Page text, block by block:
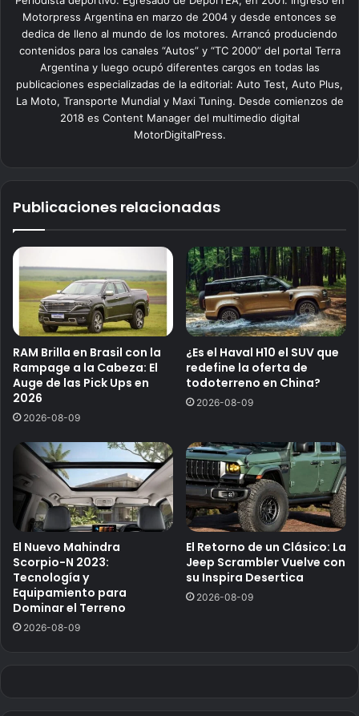
Motorpress Argentina en marzo de 2004 y desde entonces se
dedica de lleno al mundo de los motores. Arrancó produciendo
contenidos para los canales “Autos” y “TC 2000” del portal Terra
Argentina y luego ocupó diferentes cargos en todas las
publicaciones especializadas de la editorial: Auto Test, Auto Plus,
La Moto, Transporte Mundial y Maxi Tuning. Desde comienzos de
2018 es Content Manager del multimedio digital
MotorDigitalPress.
Publicaciones relacionadas
RAM Brilla en Brasil con la
Rampage a la Cabeza: El
Auge de las Pick Ups en
2026
2026-08-09
¿Es el Haval H10 el SUV que
redefine la oferta de
todoterreno en China?
2026-08-09
El Nuevo Mahindra
Scorpio-N 2023:
Tecnología y
Equipamiento para
Dominar el Terreno
2026-08-09
El Retorno de un Clásico: La
Jeep Scrambler Vuelve con
su Inspira Desertica
2026-08-09